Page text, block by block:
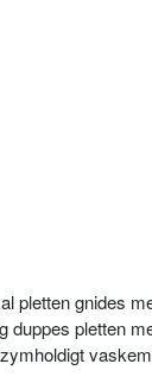
pletten gnides
pletten